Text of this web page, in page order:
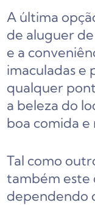
A última
de aluguer
e a
imaculadas
qualquer
a beleza do
boa comida e
Tal como
também este
dependendo